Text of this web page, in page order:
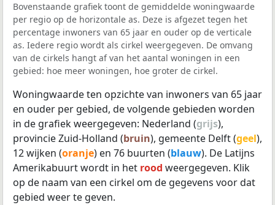
Bovenstaande grafiek toont de gemiddelde woningwaarde
per regio op de horizontale as. Deze is afgezet tegen het
percentage inwoners van 65 jaar en ouder op de verticale
as. Iedere regio wordt als cirkel weergegeven. De omvang
van de cirkels hangt af van het aantal woningen in een
gebied: hoe meer woningen, hoe groter de cirkel.
Woningwaarde ten opzichte van inwoners van 65 jaar
en ouder per gebied, de volgende gebieden worden
in de grafiek weergegeven: Nederland (grijs),
provincie Zuid-Holland (bruin), gemeente Delft (geel),
12 wijken (oranje) en 76 buurten (blauw). De Latijns
Amerikabuurt wordt in het rood weergegeven. Klik
op de naam van een cirkel om de gegevens voor dat
gebied weer te geven.